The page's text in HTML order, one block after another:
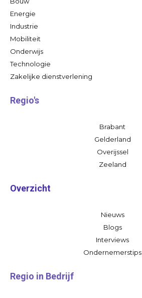
Energie
Industrie
Mobiliteit
Onderwijs
Technologie
Zakelijke dienstverlening
Regio's
Brabant
Gelderland
Overijssel
Zeeland
Overzicht
Nieuws
Blogs
Interviews
Ondernemerstips
Regio in Bedrijf